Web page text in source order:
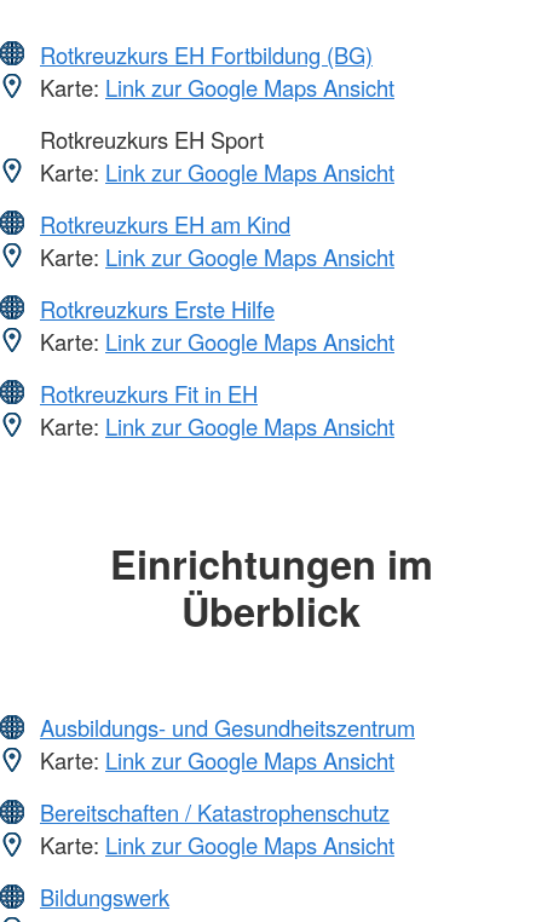
Rotkreuzkurs EH Fortbildung (BG)
Karte: Link zur Google Maps Ansicht
Rotkreuzkurs EH Sport
Karte: Link zur Google Maps Ansicht
Rotkreuzkurs EH am Kind
Karte: Link zur Google Maps Ansicht
Rotkreuzkurs Erste Hilfe
Karte: Link zur Google Maps Ansicht
Rotkreuzkurs Fit in EH
Karte: Link zur Google Maps Ansicht
Einrichtungen im
Überblick
Ausbildungs- und Gesundheitszentrum
Karte: Link zur Google Maps Ansicht
Bereitschaften / Katastrophenschutz
Karte: Link zur Google Maps Ansicht
Bildungswerk